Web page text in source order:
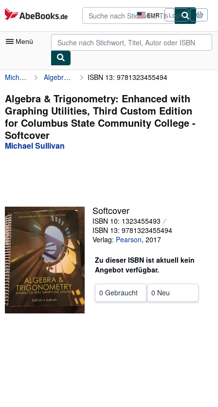
Zum Hauptinhalt
AbeBooks.de EUR
Seite
der
Einkaufseinstellungen.
Login
Menü
Nutzerkonto
Meine Bestellungen
Detailsuche
Sammlungen
Antiquarische Bücher
Hilfe
SCHLIESSEN
Michael Sullivan Algebra & Trigonometry: Enhanced with Graphing Utilities, Third Custom Edition for Columbus State Community College ISBN 13: 9781323455494
Algebra & Trigonometry: Enhanced with
Graphing Utilities, Third Custom Edition
for Columbus State Community College -
Softcover
Michael Sullivan
Softcover
ISBN 10: 1323455493
ISBN 13: 9781323455494
Verlag: Pearson, 2017
Zu dieser ISBN ist aktuell kein
Angebot verfügbar.
0 Gebraucht 0 Neu